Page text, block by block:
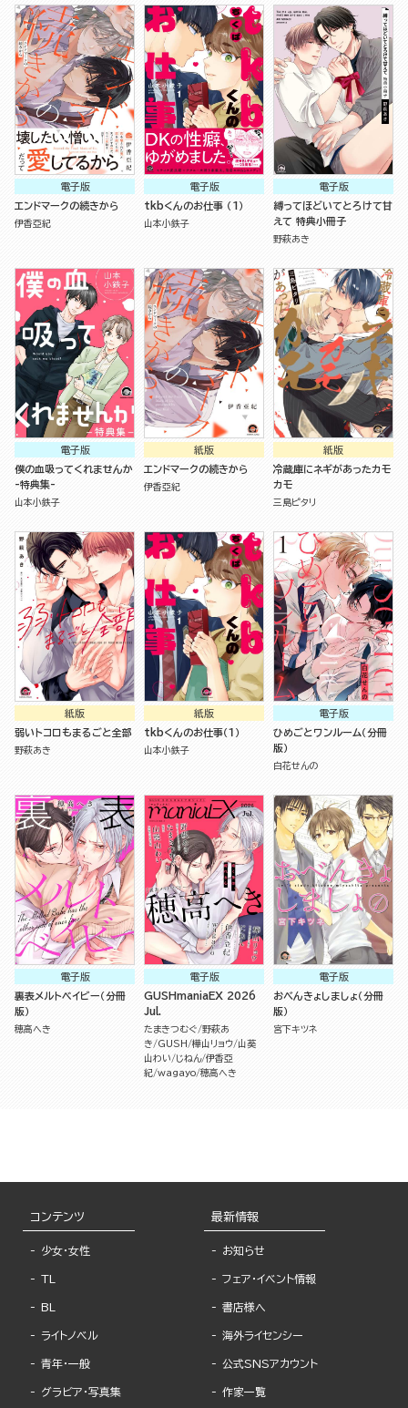
電子版
エンドマークの続きから
伊香亞紀
電子版
tkbくんのお仕事 （1）
山本小鉄子
電子版
縛ってほどいてとろけて甘
えて 特典小冊子
野萩あき
電子版
僕の血吸ってくれませんか
-特典集-
山本小鉄子
紙版
エンドマークの続きから
伊香亞紀
紙版
冷蔵庫にネギがあったカモ
カモ
三島ピタリ
紙版
弱いトコロもまるごと全部
野萩あき
紙版
tkbくんのお仕事（１）
山本小鉄子
電子版
ひめごとワンルーム（分冊
版）
白花せんの
電子版
裏表メルトベイビー（分冊
版）
穂高へき
電子版
GUSHmaniaEX 2026
Jul.
たまきつむぐ 野萩あ
き
GUSH 樺山リョウ 山葵
山わい
じねん 伊香亞
紀 wagayo 穂高へき
電子版
おべんきょしましょ（分冊
版）
宮下キツネ
コンテンツ
少女・女性
TL
BL
ライトノベル
青年・一般
グラビア・写真集
最新情報
お知らせ
フェア・イベント情報
書店様へ
海外ライセンシー
公式SNSアカウント
作家一覧